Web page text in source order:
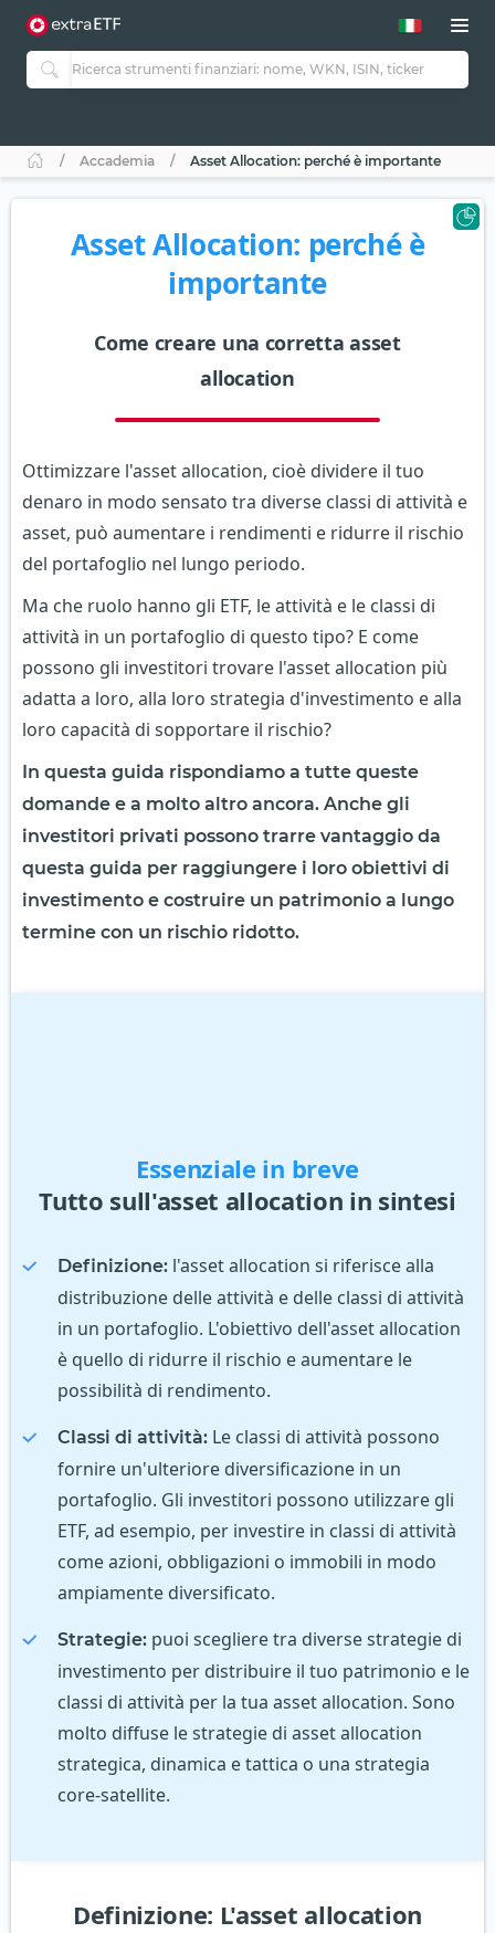
Accademia Asset Allocation: perché è importante
Asset Allocation: perché è
importante
Come creare una corretta asset
allocation
Ottimizzare l'asset allocation, cioè dividere il tuo
denaro in modo sensato tra diverse classi di attività e
asset, può aumentare i rendimenti e ridurre il rischio
del portafoglio nel lungo periodo.
Ma che ruolo hanno gli ETF, le attività e le classi di
attività in un portafoglio di questo tipo? E come
possono gli investitori trovare l'asset allocation più
adatta a loro, alla loro strategia d'investimento e alla
loro capacità di sopportare il rischio?
In questa guida rispondiamo a tutte queste
domande e a molto altro ancora. Anche gli
investitori privati possono trarre vantaggio da
questa guida per raggiungere i loro obiettivi di
investimento e costruire un patrimonio a lungo
termine con un rischio ridotto.
Essenziale in breve
Tutto sull'asset allocation in sintesi
Definizione: l'asset allocation si riferisce alla
distribuzione delle attività e delle classi di attività
in un portafoglio. L'obiettivo dell'asset allocation
è quello di ridurre il rischio e aumentare le
possibilità di rendimento.
Classi di attività: Le classi di attività possono
fornire un'ulteriore diversificazione in un
portafoglio. Gli investitori possono utilizzare gli
ETF, ad esempio, per investire in classi di attività
come azioni, obbligazioni o immobili in modo
ampiamente diversificato.
Strategie: puoi scegliere tra diverse strategie di
investimento per distribuire il tuo patrimonio e le
classi di attività per la tua asset allocation. Sono
molto diffuse le strategie di asset allocation
strategica, dinamica e tattica o una strategia
core-satellite.
Definizione: L'asset allocation